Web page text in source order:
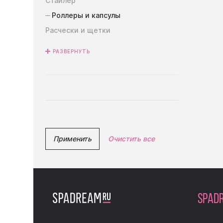
Роллеры и капсулы
Расчески и щетки
РАЗВЕРНУТЬ
Применить Очистить все